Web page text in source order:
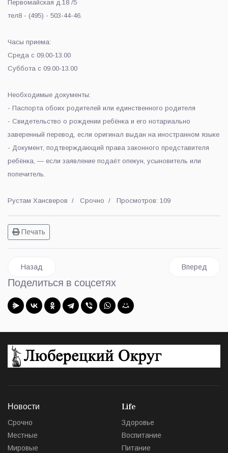
Первомайская д.18 /5
тел8 - (495) - 503-44-46.
Часы приема:
Среда с 09.00-13.00
Суббота с 09.00-13.00
Необходимые документы:
- Паспорта обоих родителей или единственного родителя
- Свидетельство о рождении ребёнка и его нотариально
заверенный перевод, если оригинал выдан на иностранном языке
- Документ, подтверждающий права законного представителя
ребёнка, — если заявление подаёт опекун, усыновитель или
попечитель.
Рустам Хансверов Срочно Просмотров: 109
Печать
Предыдущий: Газета рассказала о том, как глава Люберец
Назад Следующий:
Вперед
Поделиться в соцсетях
Новости
Срочно
Местные
Мировые
Life
Здоровье
Воспитание
Питание